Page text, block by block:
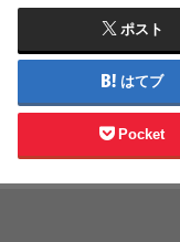
ポスト
はてブ
Pocket